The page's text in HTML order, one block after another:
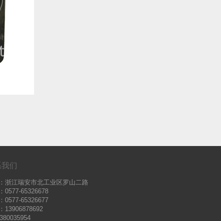
们
浙江瑞安市北工业区罗山二路
0577-65326678
0577-65326677
13906878692